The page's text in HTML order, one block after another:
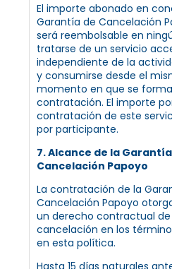
El importe abonado en
Garantía de Cancelación
será reembolsable en
tratarse de un servicio
independiente de la
y consumirse desde el
momento en que se
contratación. El importe
contratación de este
por participante.
7. Alcance de la
Cancelación Papoyo
La contratación de la
Cancelación Papoyo
un derecho contractual de
cancelación en los
en esta política.
Hasta 15 días naturales